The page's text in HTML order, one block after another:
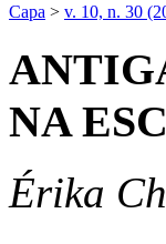
Capa > v. 10, n. 30
NA
Érika